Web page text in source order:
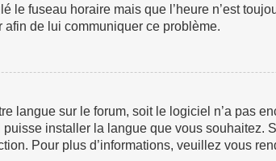
le fuseau horaire mais que l’heure n’est
de lui communiquer ce problème.
langue sur le forum, soit le logiciel n’a pas
puisse installer la langue que vous souhaitez.
Pour plus d’informations, veuillez vous